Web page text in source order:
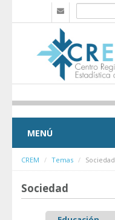
Saltar al contenido
MENÚ
CREM Temas Sociedad
Sociedad